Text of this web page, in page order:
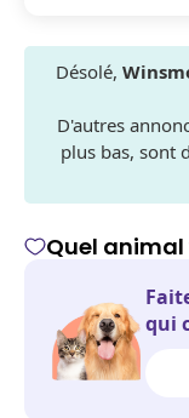
Désolé,
D'autres
plus bas, sont
Quel
qui